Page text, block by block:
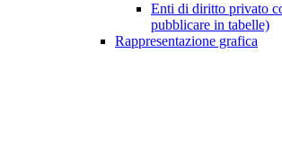
Enti di diritto privato
pubblicare in tabelle)
Rappresentazione grafica